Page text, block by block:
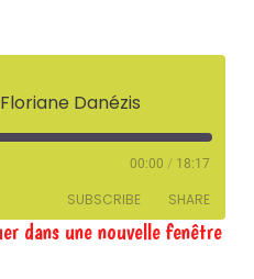
Danézis
00:00 / 18:17
SUBSCRIBE SHARE
dans une nouvelle fenêtre